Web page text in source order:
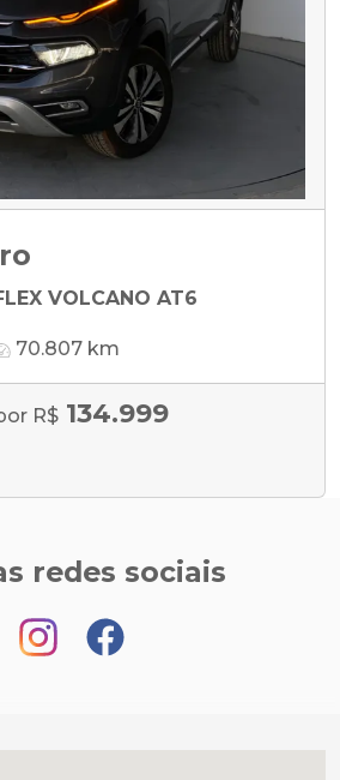
VOLCANO AT6
70.807 km
R$ 134.999
redes sociais